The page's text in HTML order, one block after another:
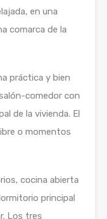
en una
comarca de la
práctica y bien
comedor con
de la vivienda. El
o momentos
cocina abierta
principal
Los tres